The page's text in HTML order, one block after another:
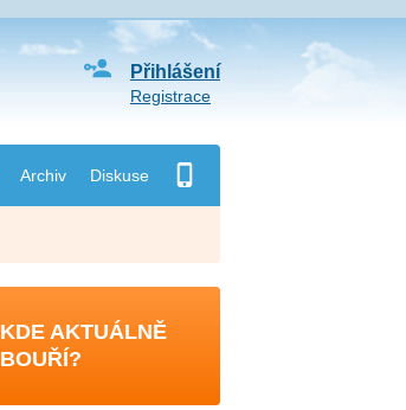
Archiv Diskuse
Přihlášení
Registrace
KDE AKTUÁLNĚ
BOUŘÍ?